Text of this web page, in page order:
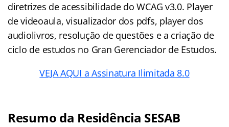
diretrizes de acessibilidade do WCAG v3.0. Player
de videoaula, visualizador dos pdfs, player dos
audiolivros, resolução de questões e a criação de
ciclo de estudos no Gran Gerenciador de Estudos.
VEJA AQUI a Assinatura Ilimitada 8.0
Resumo da Residência SESAB